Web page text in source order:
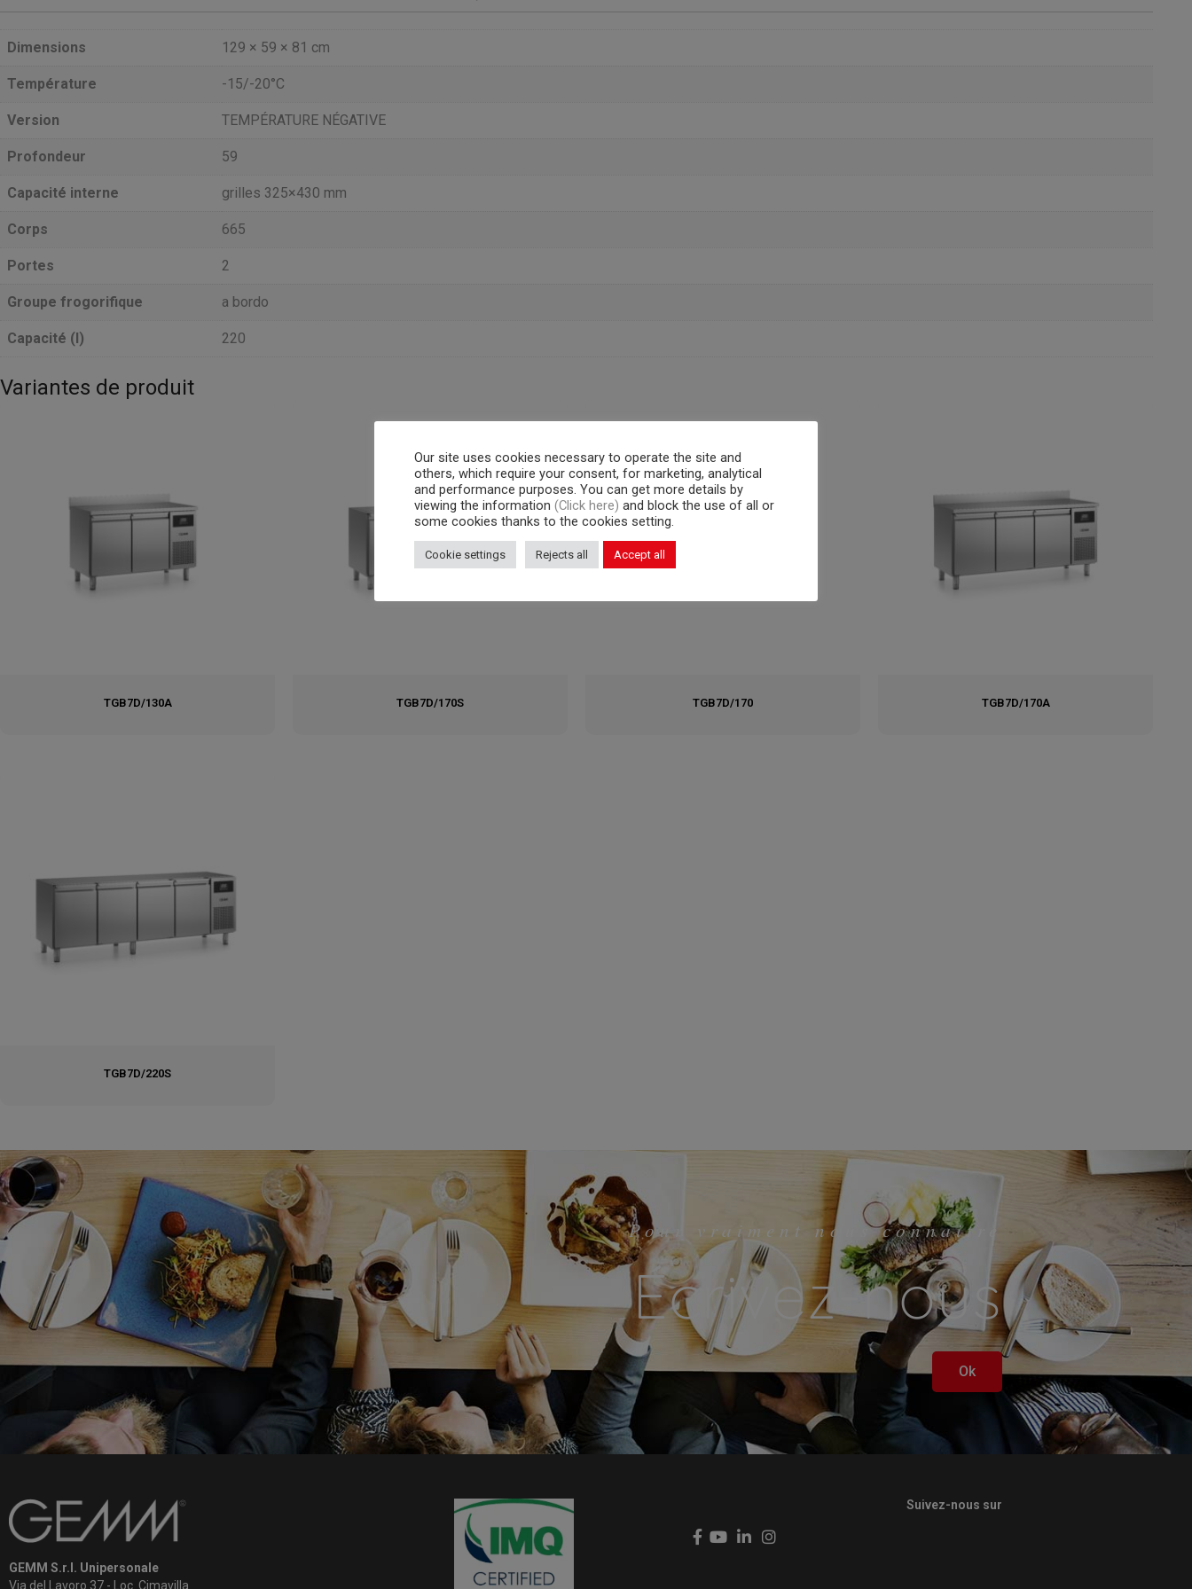
Dimensions 129 × 59 × 81 cm
Température -15/-20°C
Version TEMPÉRATURE NÉGATIVE
Profondeur 59
Capacité interne grilles 325×430 mm
Corps 665
Portes 2
Groupe frogorifique a bordo
Capacité (l) 220
Variantes de produit
TGB7D/130A TGB7D/170S TGB7D/170 TGB7D/170A
TGB7D/220S
Pour vraiment nous connaitre
Écrivez-nous
Ok
GEMM S.r.l. Unipersonale
Via del Lavoro 37 - Loc. Cimavilla
Suivez-nous sur
Our site uses cookies necessary to operate the site and
others, which require your consent, for marketing, analytical
and performance purposes. You can get more details by
viewing the information (Click here) and block the use of all or
some cookies thanks to the cookies setting.
Cookie settings Rejects all Accept all